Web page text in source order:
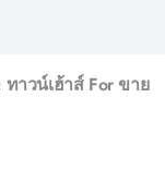
ทาวน์เฮ้าส์ For ขาย